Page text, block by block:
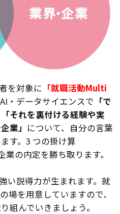
を対象に 「就職活動Multi
・データサイエンスで 「で
それを裏付ける経験や実
業」 について、自分の言葉
す。3 つの掛け算
の内定を勝ち取ります。
い説得力が生まれます。就
場を用意していますので、
組んでいきましょう。